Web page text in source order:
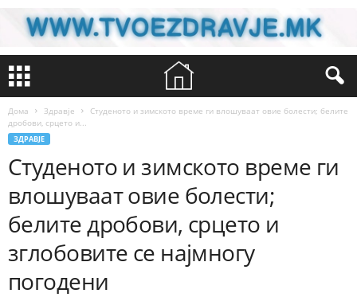
Дома Здравје
Студеното и зимското време ги влошуваат овие болести; белите
дробови, срцето и...
ЗДРАВЈЕ
Студеното и зимското време ги
влошуваат овие болести;
белите дробови, срцето и
зглобовите се најмногу
погодени